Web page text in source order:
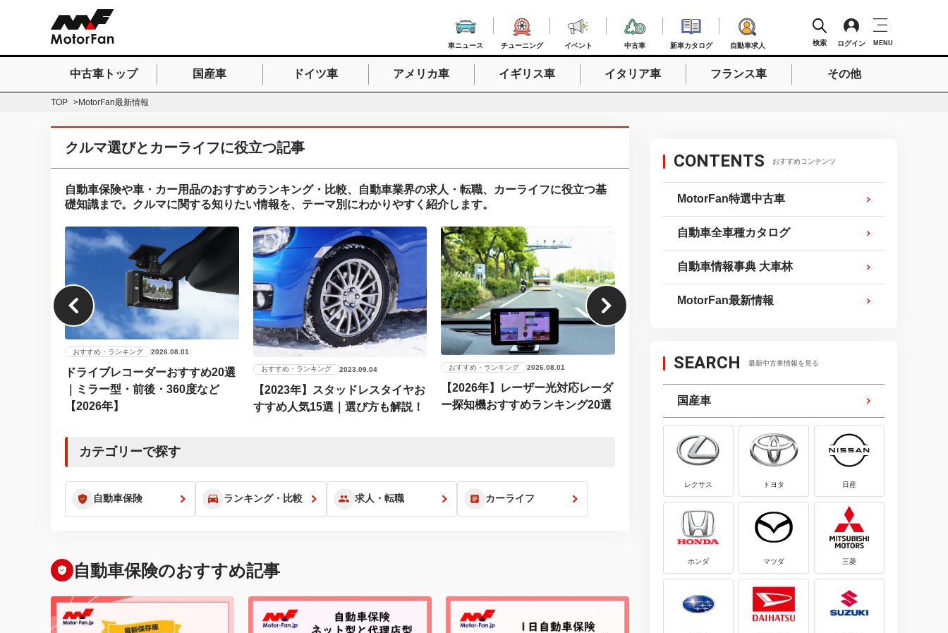
車ニュース チューニング イベント 中古車 新車カタログ 自動車求人 検索 ログイン MENU
検索したいキーワードを入力
中古車トップ 国産車 ドイツ車 アメリカ車 イギリス車 イタリア車 フランス車 その他
TOP MotorFan最新情報
クルマ選びとカーライフに役立つ記事
自動車保険や車・カー用品のおすすめランキング・比較、自動車業界の求人・転職、カーライフに役立つ基
礎知識まで。クルマに関する知りたい情報を、テーマ別にわかりやすく紹介します。
おすすめ・ランキング 2026.08.01
ドライブレコーダーおすすめ20選
｜ミラー型・前後・360度など
【2026年】
おすすめ・ランキング 2023.09.04
【2023年】スタッドレスタイヤお
すすめ人気15選｜選び方も解説！
おすすめ・ランキング 2026.08.01
【2026年】レーザー光対応レーダ
ー探知機おすすめランキング20選
【2023年】ETC車載器おすすめラ
カテゴリーで探す
自動車保険 ランキング・比較 求人・転職 カーライフ
自動車保険のおすすめ記事
CONTENTS おすすめコンテンツ
MotorFan特選中古車
自動車全車種カタログ
自動車情報事典 大車林
MotorFan最新情報
SEARCH 最新中古車情報を見る
国産車
レクサス トヨタ 日産
ホンダ マツダ 三菱